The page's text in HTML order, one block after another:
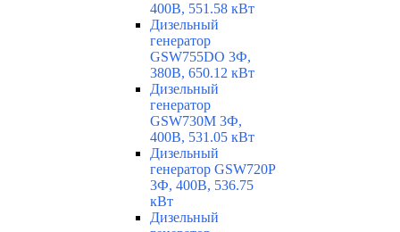
400В, 551.58 кВт
Дизельный
генератор
GSW755DO 3Ф,
380В, 650.12 кВт
Дизельный
генератор
GSW730M 3Ф,
400В, 531.05 кВт
Дизельный
генератор GSW720P
3Ф, 400В, 536.75
кВт
Дизельный